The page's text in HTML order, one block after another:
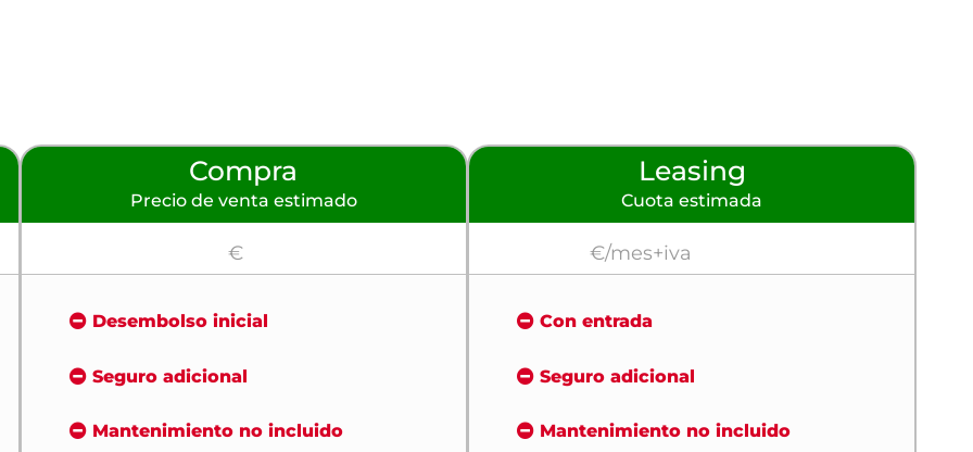
Compra
Precio de venta estimado
€
Desembolso inicial
Seguro adicional
Mantenimiento no incluido
Leasing
Cuota estimada
€/mes+iva
Con entrada
Seguro adicional
Mantenimiento no incluido